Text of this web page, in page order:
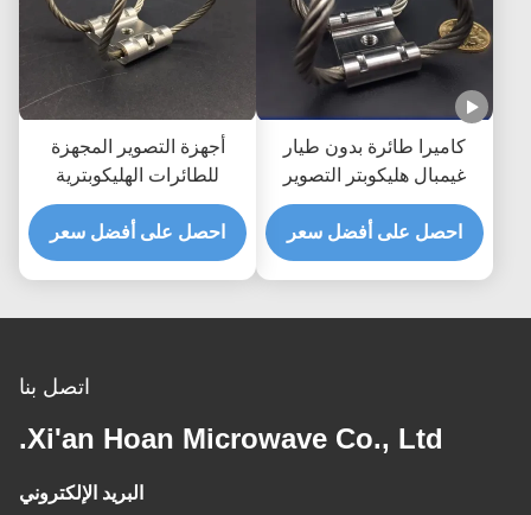
كاميرا طائرة بدون طيار
غيمبال هليكوبتر التصوير
الجوي GR6-142D-A كاميرا
عزل الاهتزاز عازل
الاهتزازات من الكاميرا
احصل على أفضل سعر
أجهزة التصوير المجهزة
للطائرات الهليكوبترية
المجهزة للطائرات بدون
طيار المثبتة للصدمة العزل
الاهتزاز GR4-13D-A عازل
احصل على أفضل سعر
اتصل بنا
Xi'an Hoan Microwave Co., Ltd.
البريد الإلكتروني